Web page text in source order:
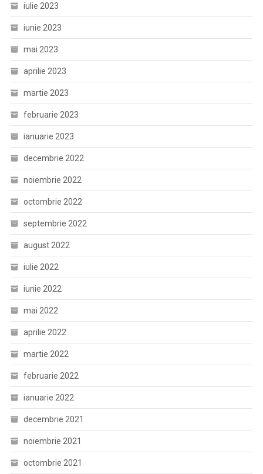
iulie 2023
iunie 2023
mai 2023
aprilie 2023
martie 2023
februarie 2023
ianuarie 2023
decembrie 2022
noiembrie 2022
octombrie 2022
septembrie 2022
august 2022
iulie 2022
iunie 2022
mai 2022
aprilie 2022
martie 2022
februarie 2022
ianuarie 2022
decembrie 2021
noiembrie 2021
octombrie 2021